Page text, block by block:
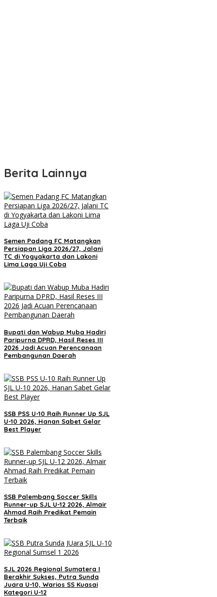
Berita Lainnya
Semen Padang FC Matangkan
Persiapan Liga 2026/27, Jalani
TC di Yogyakarta dan Lakoni
Lima Laga Uji Coba
Bupati dan Wabup Muba Hadiri
Paripurna DPRD, Hasil Reses III
2026 Jadi Acuan Perencanaan
Pembangunan Daerah
SSB PSS U-10 Raih Runner Up SJL
U-10 2026, Hanan Sabet Gelar
Best Player
SSB Palembang Soccer Skills
Runner-up SJL U-12 2026, Almair
Ahmad Raih Predikat Pemain
Terbaik
SJL 2026 Regional Sumatera I
Berakhir Sukses, Putra Sunda
Juara U-10, Warios SS Kuasai
Kategori U-12